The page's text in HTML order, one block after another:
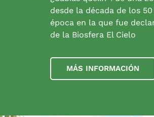
desde la década de los
época en la que fue
de la Biosfera El Cielo
MÁS INFORMACIÓN